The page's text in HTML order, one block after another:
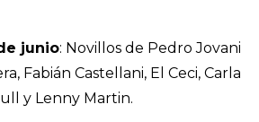
junio: Novillos de Pedro Jovani
Fabián Castellani, El Ceci, Carla
y Lenny Martin.